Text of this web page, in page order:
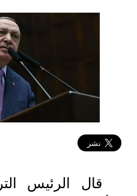
قال الرئيس